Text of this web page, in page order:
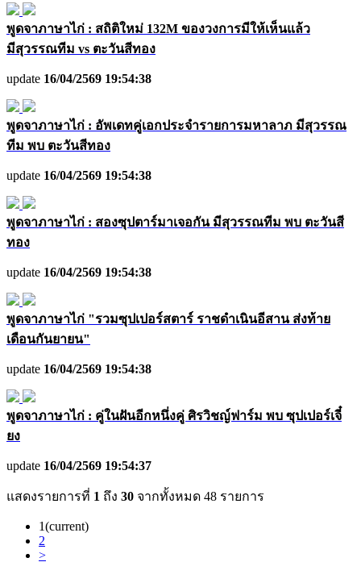
พูดจาภาษาไก่ : สถิติใหม่ 132M ของวงการมีให้เห็นแล้ว
มีสุวรรณทีม vs ตะวันสีทอง
update 16/04/2569 19:54:38
พูดจาภาษาไก่ : อัพเดทคู่เอกประจำรายการมหาลาภ มีสุวรรณ
ทีม พบ ตะวันสีทอง
update 16/04/2569 19:54:38
พูดจาภาษาไก่ : สองซุปตาร์มาเจอกัน มีสุวรรณทีม พบ ตะวันสี
ทอง
update 16/04/2569 19:54:38
พูดจาภาษาไก่ "รวมซุปเปอร์สตาร์ ราชดำเนินอีสาน ส่งท้าย
เดือนกันยายน"
update 16/04/2569 19:54:38
พูดจาภาษาไก่ : คู่ในฝันอีกหนึ่งคู่ ศิรวิชญ์ฟาร์ม พบ ซุปเปอร์เจี๋
ยง
update 16/04/2569 19:54:37
แสดงรายการที่ 1 ถึง 30 จากทั้งหมด 48 รายการ
1(current)
2
>